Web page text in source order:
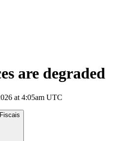
are degraded
at 4:05am UTC